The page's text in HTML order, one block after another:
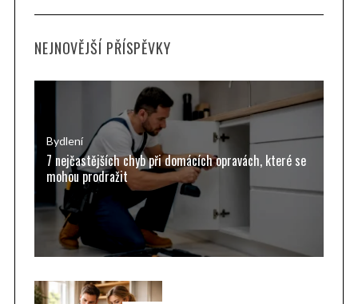
c
C
NEJNOVĚJŠÍ PŘÍSPĚVKY
Bydlení
7 nejčastějších chyb při domácích opravách, které se
mohou prodražit